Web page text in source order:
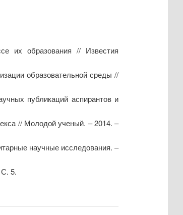
их образования // Известия
образовательной среды //
публикаций аспирантов и
// Молодой ученый. – 2014. –
научные исследования. –
5.